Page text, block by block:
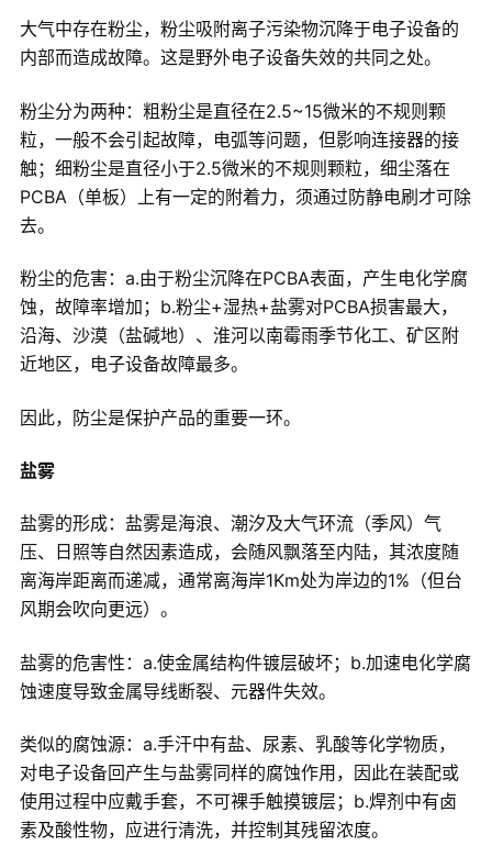
大气中存在粉尘，粉尘吸附离子污染物沉降于电子设备的
内部而造成故障。这是野外电子设备失效的共同之处。
粉尘分为两种：粗粉尘是直径在2.5~15微米的不规则颗
粒，一般不会引起故障，电弧等问题，但影响连接器的接
触；细粉尘是直径小于2.5微米的不规则颗粒，细尘落在
PCBA（单板）上有一定的附着力，须通过防静电刷才可除
去。
粉尘的危害：a.由于粉尘沉降在PCBA表面，产生电化学腐
蚀，故障率增加；b.粉尘+湿热+盐雾对PCBA损害最大，
沿海、沙漠（盐碱地）、淮河以南霉雨季节化工、矿区附
近地区，电子设备故障最多。
因此，防尘是保护产品的重要一环。
盐雾
盐雾的形成：盐雾是海浪、潮汐及大气环流（季风）气
压、日照等自然因素造成，会随风飘落至内陆，其浓度随
离海岸距离而递减，通常离海岸1Km处为岸边的1%（但台
风期会吹向更远）。
盐雾的危害性：a.使金属结构件镀层破坏；b.加速电化学腐
蚀速度导致金属导线断裂、元器件失效。
类似的腐蚀源：a.手汗中有盐、尿素、乳酸等化学物质，
对电子设备回产生与盐雾同样的腐蚀作用，因此在装配或
使用过程中应戴手套，不可裸手触摸镀层；b.焊剂中有卤
素及酸性物，应进行清洗，并控制其残留浓度。